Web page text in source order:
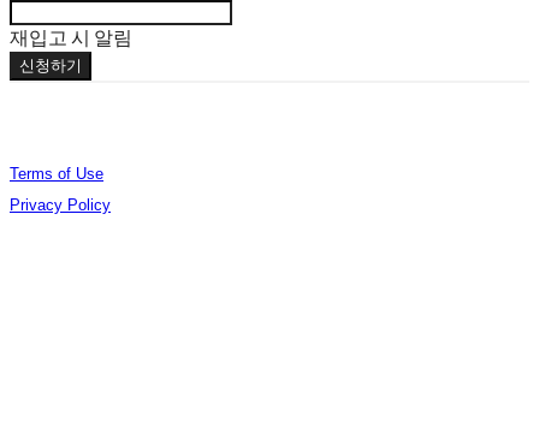
재입고 시 알림
신청하기
Terms of Use
Privacy Policy